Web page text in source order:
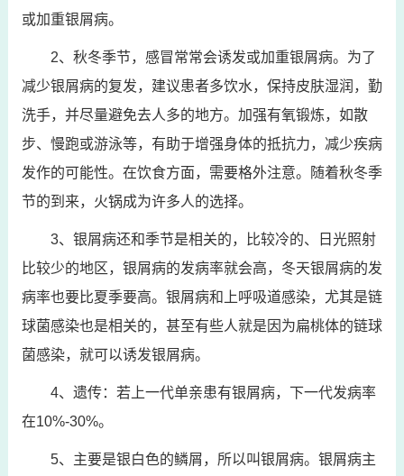
或加重银屑病。
2、秋冬季节，感冒常常会诱发或加重银屑病。为了
减少银屑病的复发，建议患者多饮水，保持皮肤湿润，勤
洗手，并尽量避免去人多的地方。加强有氧锻炼，如散
步、慢跑或游泳等，有助于增强身体的抵抗力，减少疾病
发作的可能性。在饮食方面，需要格外注意。随着秋冬季
节的到来，火锅成为许多人的选择。
3、银屑病还和季节是相关的，比较冷的、日光照射
比较少的地区，银屑病的发病率就会高，冬天银屑病的发
病率也要比夏季要高。银屑病和上呼吸道感染，尤其是链
球菌感染也是相关的，甚至有些人就是因为扁桃体的链球
菌感染，就可以诱发银屑病。
4、遗传：若上一代单亲患有银屑病，下一代发病率
在10%-30%。
5、主要是银白色的鳞屑，所以叫银屑病。银屑病主